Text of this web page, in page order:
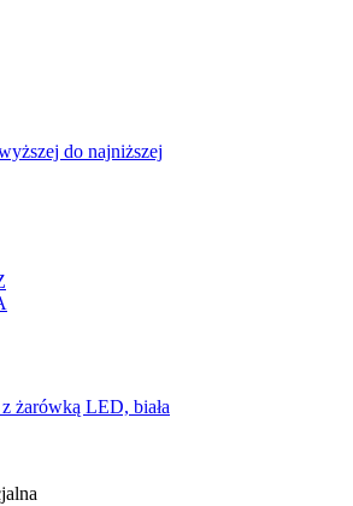
do najniższej